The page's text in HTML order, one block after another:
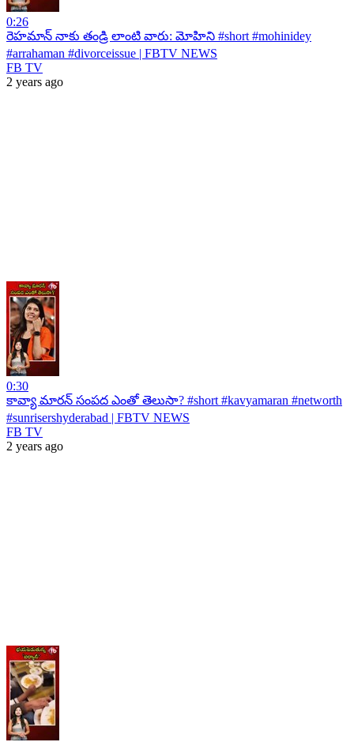
0:26
రెహమాన్ నాకు తండ్రి లాంటి వారు: మోహిని #short #mohinidey
#arrahaman #divorceissue | FBTV NEWS
FB TV
2 years ago
0:30
కావ్యా మారన్ సంపద ఎంతో తెలుసా? #short #kavyamaran #networth
#sunrisershyderabad | FBTV NEWS
FB TV
2 years ago